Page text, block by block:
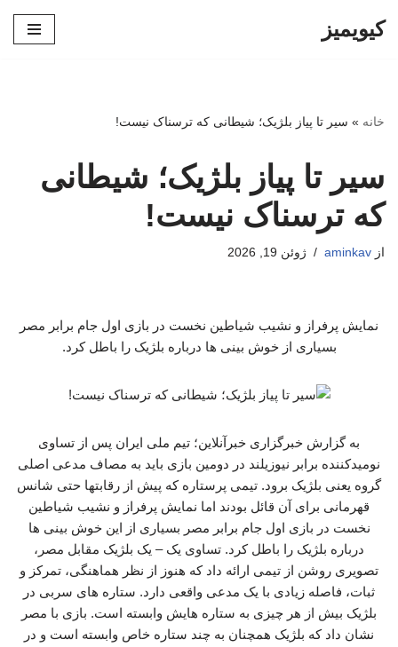
کیویمیز
خانه » سیر تا پیاز بلژیک؛ شیطانی که ترسناک نیست!
سیر تا پیاز بلژیک؛ شیطانی
که ترسناک نیست!
از aminkav ژوئن 19, 2026
نمایش پرفراز و نشیب شیاطین نخست در بازی اول جام برابر مصر
بسیاری از خوش بینی ها درباره بلژیک را باطل کرد.
به گزارش خبرگزاری خبرآنلاین؛ تیم ملی ایران پس از تساوی
نومیدکننده برابر نیوزیلند در دومین بازی باید به مصاف مدعی اصلی
گروه یعنی بلژیک برود. تیمی پرستاره که پیش از رقابتها حتی شانس
قهرمانی برای آن قائل بودند اما نمایش پرفراز و نشیب شیاطین
نخست در بازی اول جام برابر مصر بسیاری از این خوش بینی ها
درباره بلژیک را باطل کرد. تساوی یک – یک بلژیک مقابل مصر،
تصویری روشن از تیمی ارائه داد که هنوز از نظر هماهنگی، تمرکز و
ثبات، فاصله زیادی با یک مدعی واقعی دارد. ستاره های سربی در
بلژیک بیش از هر چیزی به ستاره هایش وابسته است. بازی با مصر
نشان داد که بلژیک همچنان به چند ستاره خاص وابسته است و در